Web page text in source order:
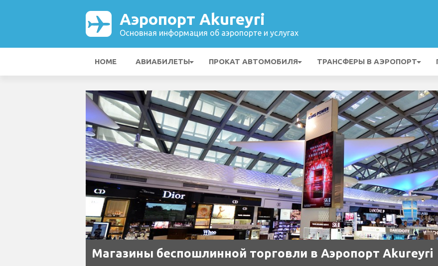
Аэропорт Akureyri
Основная информация об аэропорте и услугах
HOME АВИАБИЛЕТЫ ПРОКАТ АВТОМОБИЛЯ ТРАНСФЕРЫ В АЭРОПОРТ
Магазины беспошлинной торговли в Аэропорт Akureyri